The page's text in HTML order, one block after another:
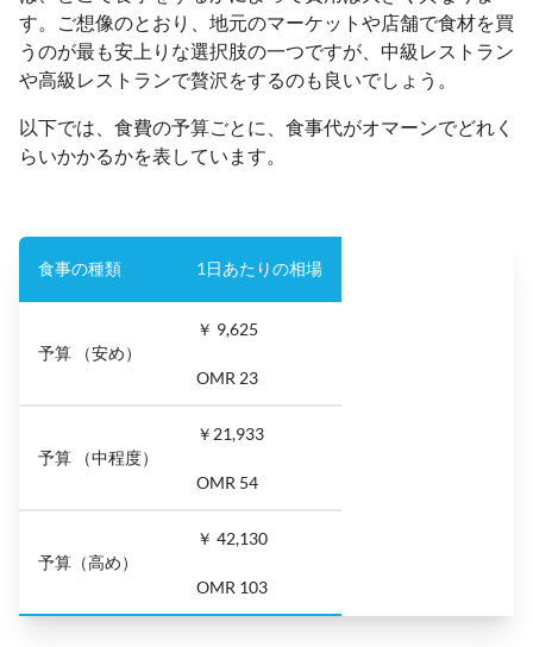
す。ご想像のとおり、地元のマーケットや店舗で食材を買
うのが最も安上りな選択肢の一つですが、中級レストラン
や高級レストランで贅沢をするのも良いでしょう。
以下では、食費の予算ごとに、食事代がオマーンでどれく
らいかかるかを表しています。
食事の種類 1日あたりの相場
予算 （安め）
￥ 9,625
OMR 23
予算 （中程度）
￥21,933
OMR 54
予算（高め）
￥ 42,130
OMR 103